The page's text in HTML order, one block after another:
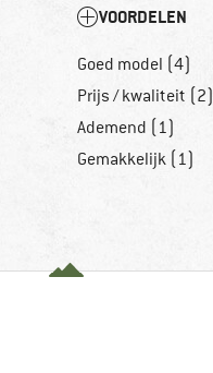
VOORDELEN
Goed model (4)
Prijs / kwaliteit (2)
Ademend (1)
Gemakkelijk (1)